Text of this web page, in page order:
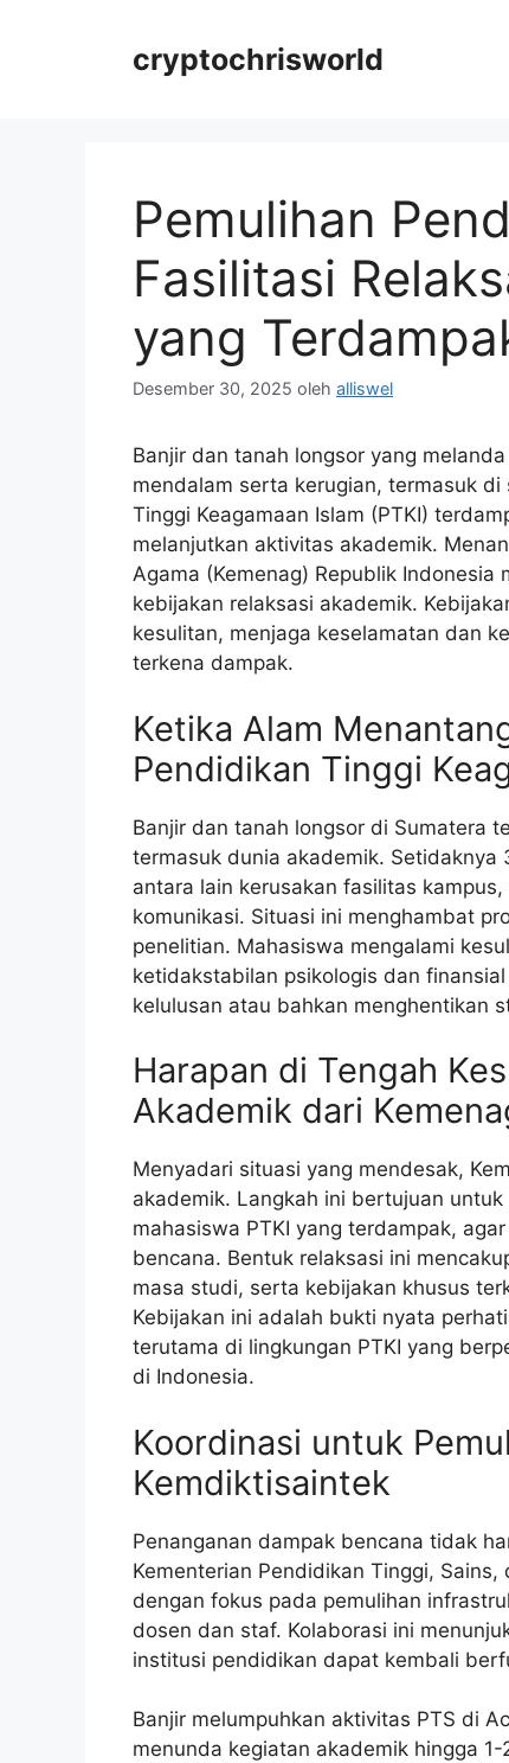
cryptochrisworld
Pemulihan
Fasilitasi
yang
Desember 30, 2025 oleh alliswel
Banjir dan tanah longsor yang
mendalam serta kerugian, termasuk
Tinggi Keagamaan Islam (PTKI)
melanjutkan aktivitas akademik.
Agama (Kemenag) Republik
kebijakan relaksasi akademik.
kesulitan, menjaga keselamatan dan
terkena dampak.
Ketika Alam
Pendidikan Tinggi
Banjir dan tanah longsor di Sumatera
termasuk dunia akademik. Setidaknya
antara lain kerusakan fasilitas
komunikasi. Situasi ini menghambat
penelitian. Mahasiswa mengalami
ketidakstabilan psikologis dan
kelulusan atau bahkan menghentikan
Harapan di Tengah
Akademik dari
Menyadari situasi yang mendesak,
akademik. Langkah ini bertujuan
mahasiswa PTKI yang terdampak,
bencana. Bentuk relaksasi ini
masa studi, serta kebijakan khusus
Kebijakan ini adalah bukti nyata
terutama di lingkungan PTKI yang
di Indonesia.
Koordinasi untuk
Kemdiktisaintek
Penanganan dampak bencana tidak
Kementerian Pendidikan Tinggi,
dengan fokus pada pemulihan
dosen dan staf. Kolaborasi ini
institusi pendidikan dapat kembali
Banjir melumpuhkan aktivitas PTS di
menunda kegiatan akademik hingga 1-